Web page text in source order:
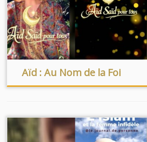
Aïd : Au Nom de la Foi